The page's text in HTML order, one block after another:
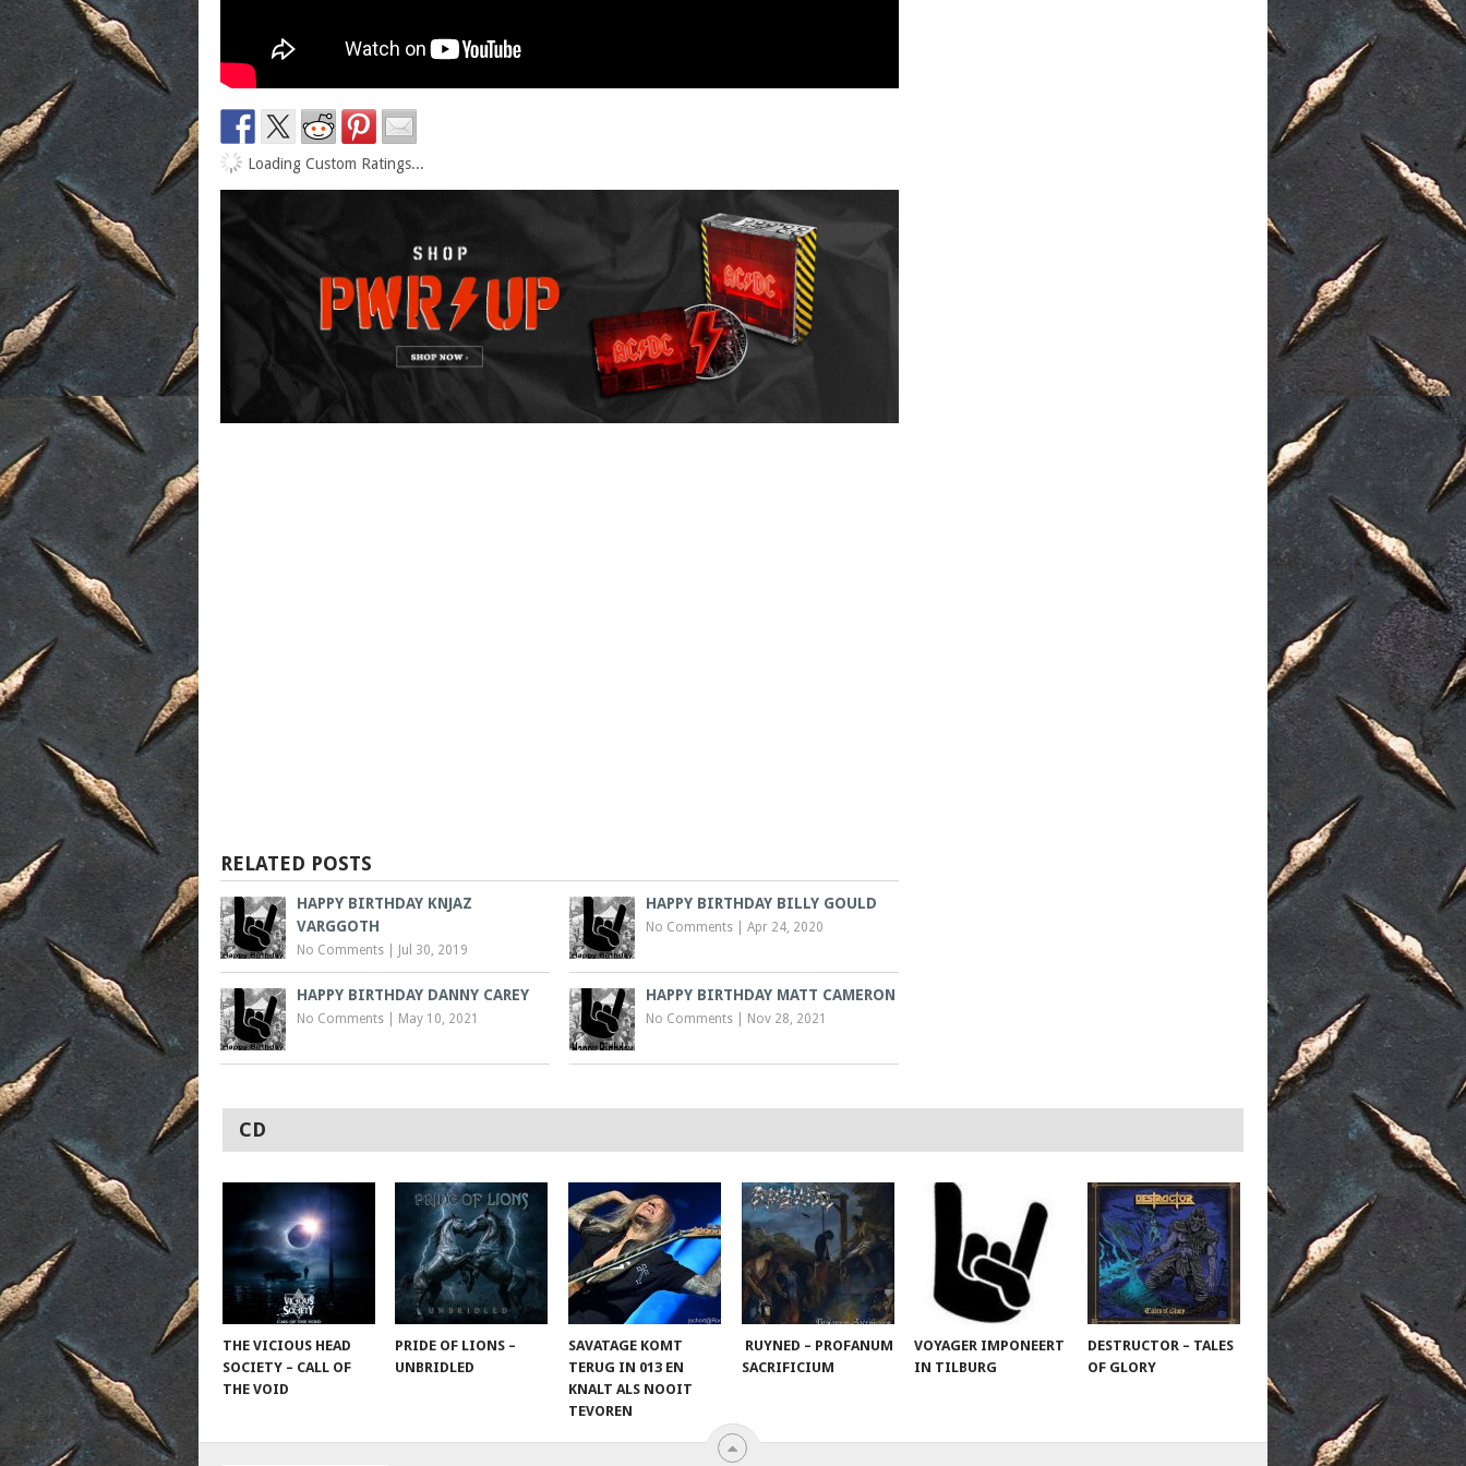
Loading Custom Ratings...
RELATED POSTS
HAPPY BIRTHDAY KNJAZ
VARGGOTH
No Comments Jul 30, 2019
HAPPY BIRTHDAY BILLY GOULD
No Comments |Apr 24, 2020
HAPPY BIRTHDAY DANNY CAREY
No Comments May 10, 2021
HAPPY BIRTHDAY MATT CAMERON
No Comments Nov 28, 2021
CD
THE VICIOUS HEAD
SOCIETY – CALL OF
THE VOID
PRIDE OF LIONS –
UNBRIDLED
SAVATAGE KOMT
TERUG IN 013 EN
KNALT ALS NOOIT
TEVOREN
RUYNED – PROFANUM
SACRIFICIUM
VOYAGER IMPONEERT
IN TILBURG
DESTRUCTOR – TALES
OF GLORY